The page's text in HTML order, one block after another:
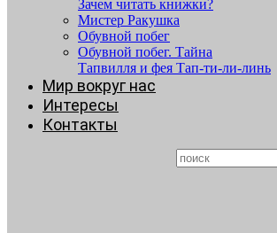
Зачем читать книжки?
Мистер Ракушка
Обувной побег
Обувной побег. Тайна
Тапвилля и фея Тап-ти-ли-линь
Мир вокруг нас
Интересы
Контакты